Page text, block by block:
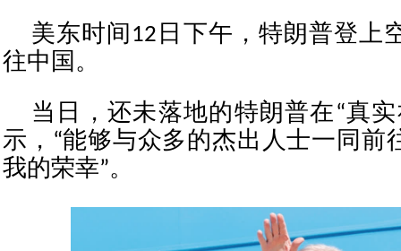
美东时间12日下午，特朗普登上
往中国。
当日，还未落地的特朗普在“真
示，“能够与众多的杰出人士一同前
我的荣幸”。